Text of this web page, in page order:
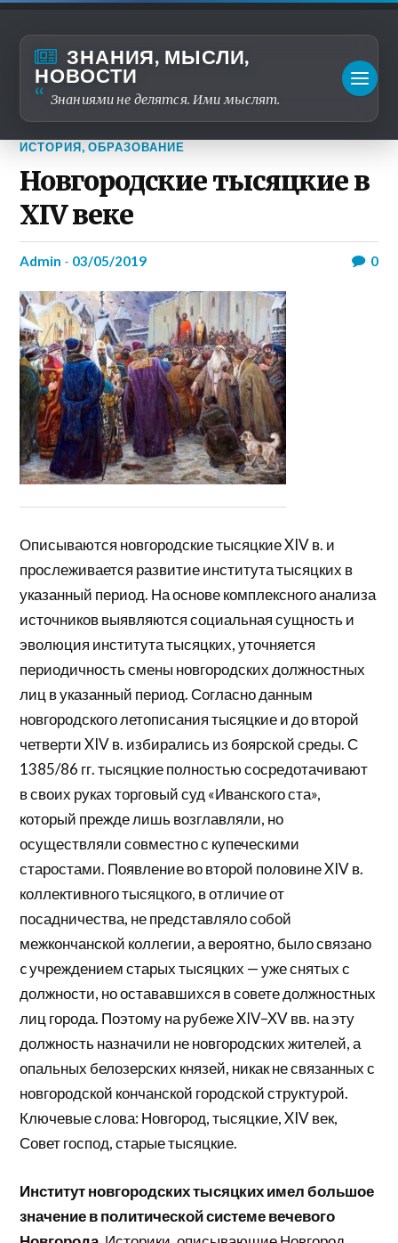
ЗНАНИЯ, МЫСЛИ,
НОВОСТИ
Знаниями не делятся. Ими мыслят.
ИСТОРИЯ,ОБРАЗОВАНИЕ
Новгородские тысяцкие в
XIV веке
admin - 03/05/2019 0
Описываются новгородские тысяцкие XIV в. и
прослеживается развитие института тысяцких в
указанный период. На основе комплексного анализа
источников выявляются социальная сущность и
эволюция института тысяцких, уточняется
периодичность смены новгородских должностных
лиц в указанный период. Согласно данным
новгородского летописания тысяцкие и до второй
четверти XIV в. избирались из боярской среды. С
1385/86 гг. тысяцкие полностью сосредотачивают
в своих руках торговый суд «Иванского ста»,
который прежде лишь возглавляли, но
осуществляли совместно с купеческими
старостами. Появление во второй половине XIV в.
коллективного тысяцкого, в отличие от
посадничества, не представляло собой
межкончанской коллегии, а вероятно, было связано
c учреждением старых тысяцких — уже снятых с
должности, но остававшихся в совете должностных
лиц города. Поэтому на рубеже XIV–XV вв. на эту
должность назначили не новгородских жителей, а
опальных белозерских князей, никак не связанных с
новгородской кончанской городской структурой.
Ключевые слова: Новгород, тысяцкие, XIV век,
Совет господ, старые тысяцкие.
Институт новгородских тысяцких имел большое
значение в политической системе вечевого